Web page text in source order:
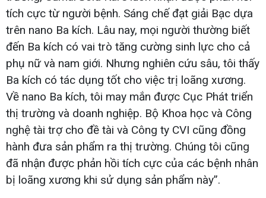
tích cực từ người bệnh. Sáng chế đạt giải Bạc dựa
trên nano Ba kích. Lâu nay, mọi người thường biết
đến Ba kích có vai trò tăng cường sinh lực cho cả
phụ nữ và nam giới. Nhưng nghiên cứu sâu, tôi thấy
Ba kích có tác dụng tốt cho việc trị loãng xương.
Về nano Ba kích, tôi may mắn được Cục Phát triển
thị trường và doanh nghiệp. Bộ Khoa học và Công
nghệ tài trợ cho đề tài và Công ty CVI cũng đồng
hành đưa sản phẩm ra thị trường. Chúng tôi cũng
đã nhận được phản hồi tích cực của các bệnh nhân
bị loãng xương khi sử dụng sản phẩm này”.